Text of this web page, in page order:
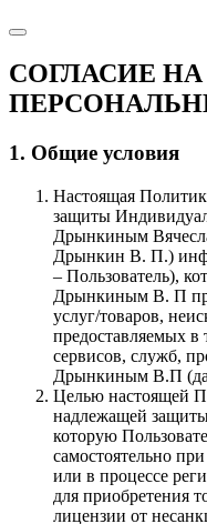
СОГЛАСИЕ
1. Общие условия
Настоящая
защиты
Дрынкиным
Дрынкин В. П.)
– Пользователь),
Дрынкиным В. П
услуг/товаров,
предоставляемых в
сервисов, служб,
Дрынкиным В.П
Целью настоящей
надлежащей
которую
самостоятельно
или в процессе
для приобретения
лицензии от